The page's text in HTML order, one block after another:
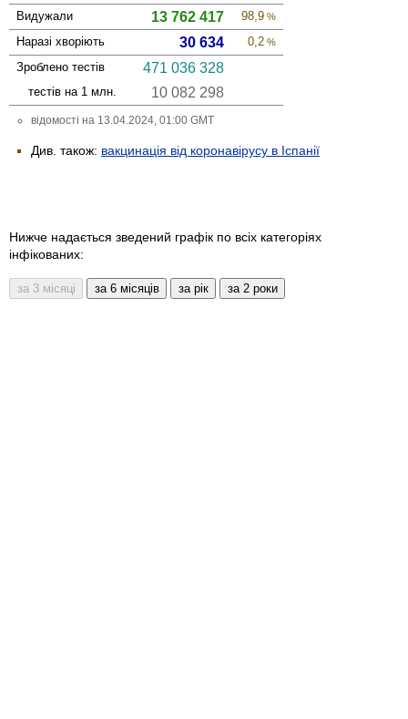
Виду­жали 13 762 417 98,9 %
Наразі хворіють 30 634 0,2 %
Зроблено тестів 471 036 328
тестів на 1 млн. 10 082 298
відомості на 13.04.2024, 01:00 GMT
Див. також: вакцинація від коронавірусу в Іспанії
Нижче надається зведений графік по всіх категоріях
інфікованих: